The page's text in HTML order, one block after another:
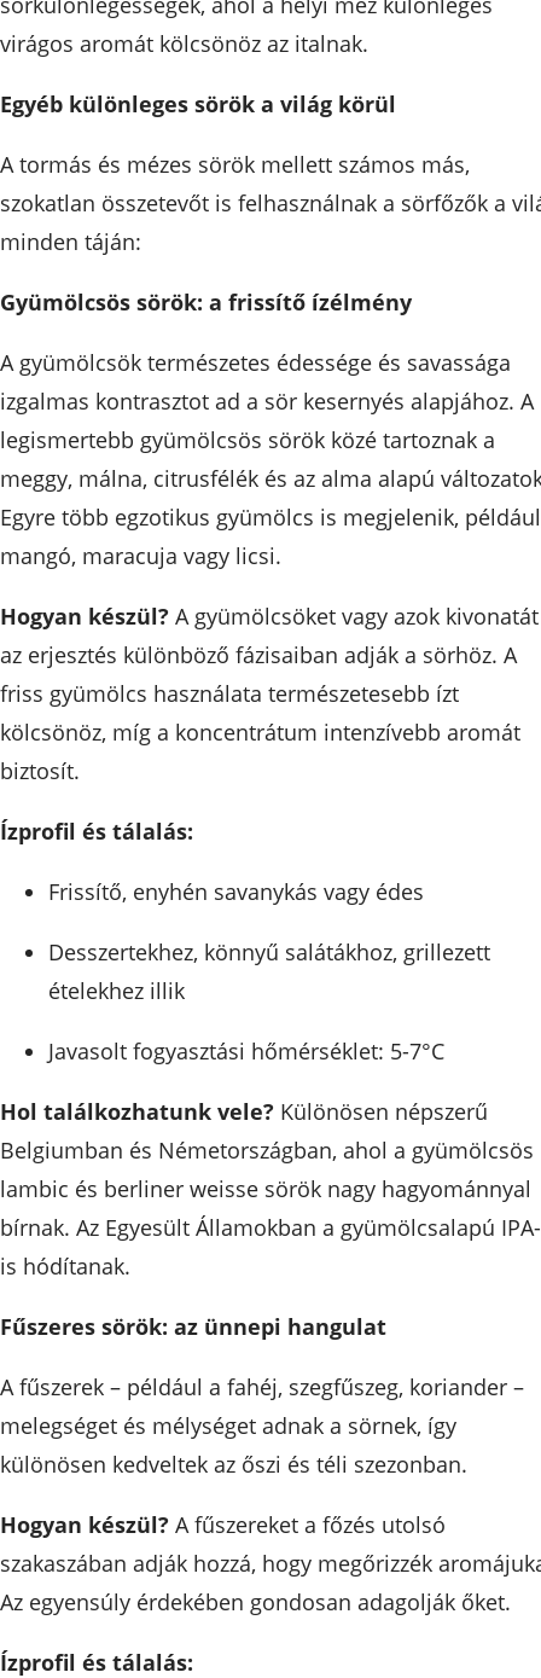
virágos aromát kölcsönöz az italnak.
Egyéb különleges sörök a világ körül
A tormás és mézes sörök mellett számos más,
szokatlan összetevőt is felhasználnak a sörfőzők a
minden táján:
Gyümölcsös sörök: a frissítő ízélmény
A gyümölcsök természetes édessége és savassága
izgalmas kontrasztot ad a sör kesernyés alapjához. A
legismertebb gyümölcsös sörök közé tartoznak a
meggy, málna, citrusfélék és az alma alapú
Egyre több egzotikus gyümölcs is megjelenik, például
mangó, maracuja vagy licsi.
Hogyan készül? A gyümölcsöket vagy azok kivonatát
az erjesztés különböző fázisaiban adják a sörhöz. A
friss gyümölcs használata természetesebb ízt
kölcsönöz, míg a koncentrátum intenzívebb aromát
biztosít.
Ízprofil és tálalás:
Frissítő, enyhén savanykás vagy édes
Desszertekhez, könnyű salátákhoz, grillezett
ételekhez illik
Javasolt fogyasztási hőmérséklet: 5-7°C
Hol találkozhatunk vele? Különösen népszerű
Belgiumban és Németországban, ahol a gyümölcsös
lambic és berliner weisse sörök nagy hagyománnyal
bírnak. Az Egyesült Államokban a gyümölcsalapú
is hódítanak.
Fűszeres sörök: az ünnepi hangulat
A fűszerek – például a fahéj, szegfűszeg, koriander –
melegséget és mélységet adnak a sörnek, így
különösen kedveltek az őszi és téli szezonban.
Hogyan készül? A fűszereket a főzés utolsó
szakaszában adják hozzá, hogy megőrizzék
Az egyensúly érdekében gondosan adagolják őket.
Ízprofil és tálalás: